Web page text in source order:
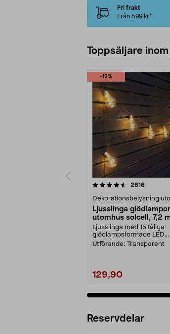
Fri frakt
Från 599 kr*
Toppsäljare
-13%
2616
Dekorationsbelysning
Ljusslinga glödlampor
utomhus solcell, 7,2
Ljusslinga med 15 tåliga
glödlampsformade LED...
Utförande: Transparent
129,90
4.5 av 5 stjärnor
Reservdelar